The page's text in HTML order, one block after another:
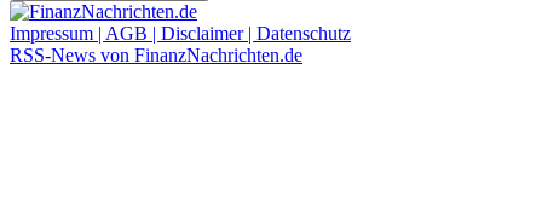
Impressum | AGB | Disclaimer | Datenschutz
RSS-News von FinanzNachrichten.de